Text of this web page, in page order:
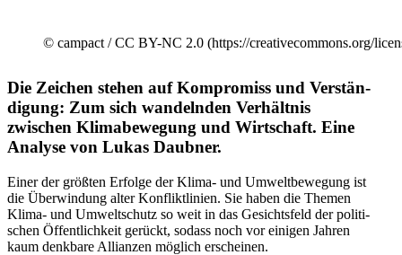
© campact /​ CC BY-NC 2.0 (https://creativecommons.org/
Die Zeichen stehen auf Kompromiss und Verstän­
digung: Zum sich wandelnden Verhältnis
zwischen Klima­be­wegung und Wirtschaft. Eine
Analyse von Lukas Daubner.
Einer der größten Erfolge der Klima- und Umwelt­be­wegung ist
die Überwindung alter Konflikt­linien. Sie haben die Themen
Klima- und Umwelt­schutz so weit in das Gesichtsfeld der politi­
schen Öffent­lichkeit gerückt, sodass noch vor einigen Jahren
kaum denkbare Allianzen möglich erscheinen.